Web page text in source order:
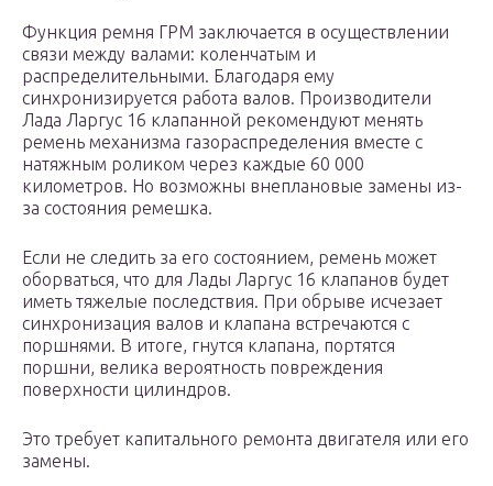
Функция ремня ГРМ заключается в осуществлении
связи между валами: коленчатым и
распределительными. Благодаря ему
синхронизируется работа валов. Производители
Лада Ларгус 16 клапанной рекомендуют менять
ремень механизма газораспределения вместе с
натяжным роликом через каждые 60 000
километров. Но возможны внеплановые замены из-
за состояния ремешка.
Если не следить за его состоянием, ремень может
оборваться, что для Лады Ларгус 16 клапанов будет
иметь тяжелые последствия. При обрыве исчезает
синхронизация валов и клапана встречаются с
поршнями. В итоге, гнутся клапана, портятся
поршни, велика вероятность повреждения
поверхности цилиндров.
Это требует капитального ремонта двигателя или его
замены.